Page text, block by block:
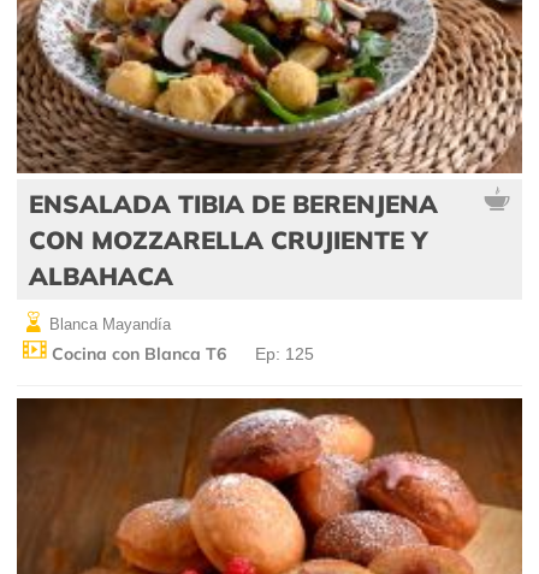
ENSALADA TIBIA DE BERENJENA
CON MOZZARELLA CRUJIENTE Y
ALBAHACA
Blanca Mayandía
Cocina con Blanca T6 Ep: 125